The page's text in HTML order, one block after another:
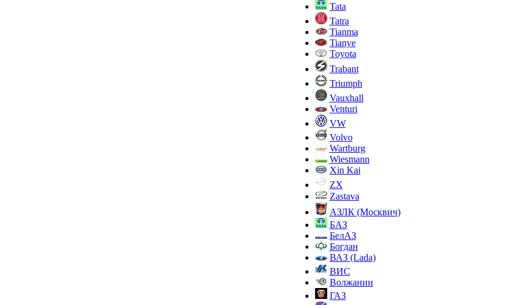
Tata
Tatra
Tianma
Tianye
Toyota
Trabant
Triumph
Vauxhall
Venturi
VW
Volvo
Wartburg
Wiesmann
Xin Kai
ZX
Zastava
АЗЛК (Москвич)
БАЗ
БелАЗ
Богдан
ВАЗ (Lada)
ВИС
Волжанин
ГАЗ